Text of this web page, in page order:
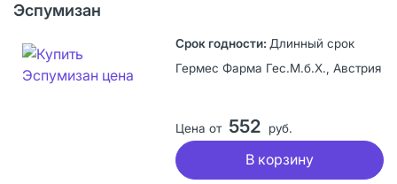
Эспумизан
Длинный срок
Гермес Фарма Геc.М.б.Х., Австрия
Цена от 552 руб.
В корзину